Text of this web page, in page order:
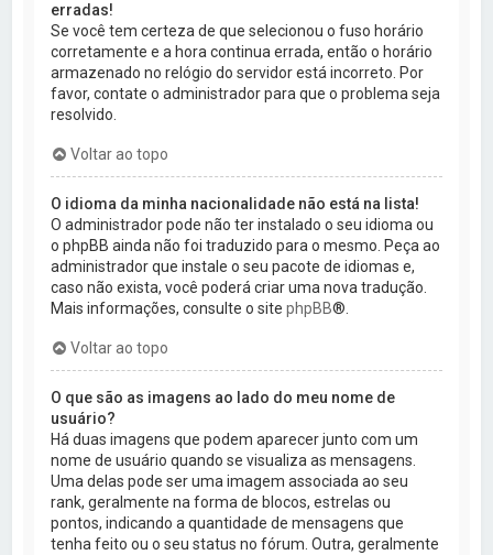
erradas!
Se você tem certeza de que selecionou o fuso horário
corretamente e a hora continua errada, então o horário
armazenado no relógio do servidor está incorreto. Por
favor, contate o administrador para que o problema seja
resolvido.
Voltar ao topo
O idioma da minha nacionalidade não está na lista!
O administrador pode não ter instalado o seu idioma ou
o phpBB ainda não foi traduzido para o mesmo. Peça ao
administrador que instale o seu pacote de idiomas e,
caso não exista, você poderá criar uma nova tradução.
Mais informações, consulte o sitephpBB®.
Voltar ao topo
O que são as imagens ao lado do meu nome de
usuário?
Há duas imagens que podem aparecer junto com um
nome de usuário quando se visualiza as mensagens.
Uma delas pode ser uma imagem associada ao seu
rank, geralmente na forma de blocos, estrelas ou
pontos, indicando a quantidade de mensagens que
tenha feito ou o seu status no fórum. Outra, geralmente